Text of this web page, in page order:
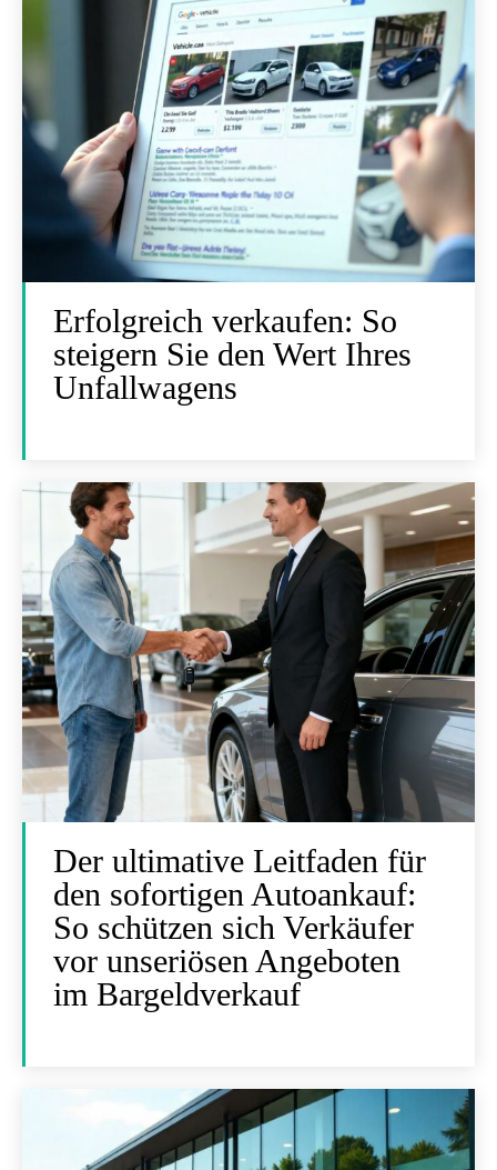
Erfolgreich verkaufen: So
steigern Sie den Wert Ihres
Unfallwagens
Der ultimative Leitfaden für
den sofortigen Autoankauf:
So schützen sich Verkäufer
vor unseriösen Angeboten
im Bargeldverkauf